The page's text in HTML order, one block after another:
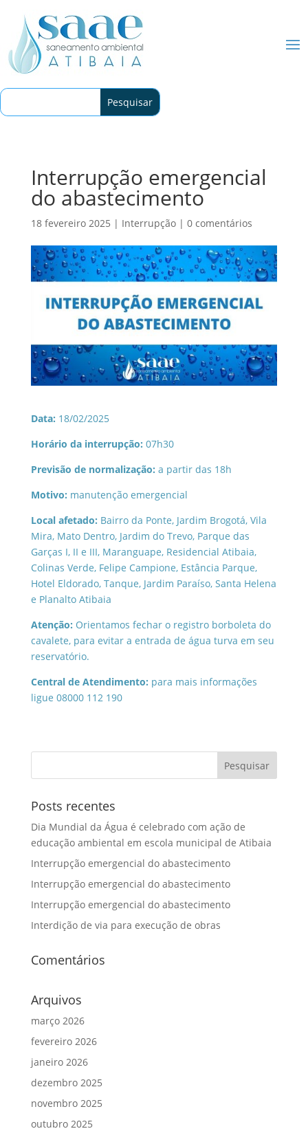
Interrupção emergencial
do abastecimento
18 fevereiro 2025 | Interrupção| 0 comentários
Data: 18/02/2025
Horário da interrupção: 07h30
Previsão de normalização: a partir das 18h
Motivo: manutenção emergencial
Local afetado: Bairro da Ponte, Jardim Brogotá, Vila
Mira, Mato Dentro, Jardim do Trevo, Parque das
Garças I, II e III, Maranguape, Residencial Atibaia,
Colinas Verde, Felipe Campione, Estância Parque,
Hotel Eldorado, Tanque, Jardim Paraíso, Santa Helena
e Planalto Atibaia
Atenção: Orientamos fechar o registro borboleta do
cavalete, para evitar a entrada de água turva em seu
reservatório.
Central de Atendimento: para mais informações
ligue 08000 112 190
Posts recentes
Dia Mundial da Água é celebrado com ação de
educação ambiental em escola municipal de Atibaia
Interrupção emergencial do abastecimento
Interrupção emergencial do abastecimento
Interrupção emergencial do abastecimento
Interdição de via para execução de obras
Comentários
Arquivos
março 2026
fevereiro 2026
janeiro 2026
dezembro 2025
novembro 2025
outubro 2025